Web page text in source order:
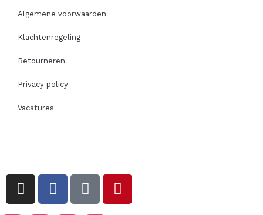
Algemene voorwaarden
Klachtenregeling
Retourneren
Privacy policy
Vacatures
I
n
s
F
a
c
T
i
k
P
i